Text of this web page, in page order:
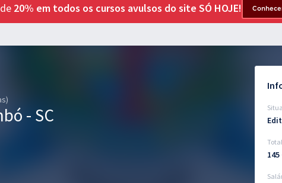
20% em todos os cursos avulsos do site SÓ HOJE!
- SC
145